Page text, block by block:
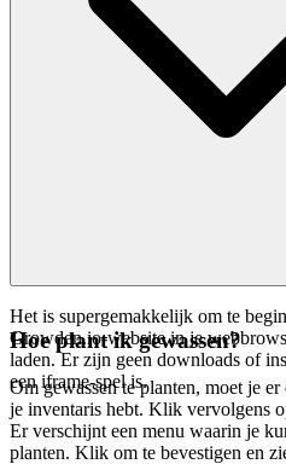
Het is supergemakkelijk om te
Growden.io-website in je
laden. Er zijn geen downloads of
een iframe-spel is.
Hoe plant ik gewassen?
Om gewassen te planten, moet je
je inventaris hebt. Klik vervolgens
Er verschijnt een menu waarin je
planten. Klik om te bevestigen en